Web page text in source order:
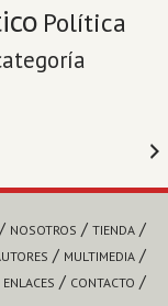
Política
NOSOTROS
TIENDA
MULTIMEDIA
ENLACES
CONTACTO